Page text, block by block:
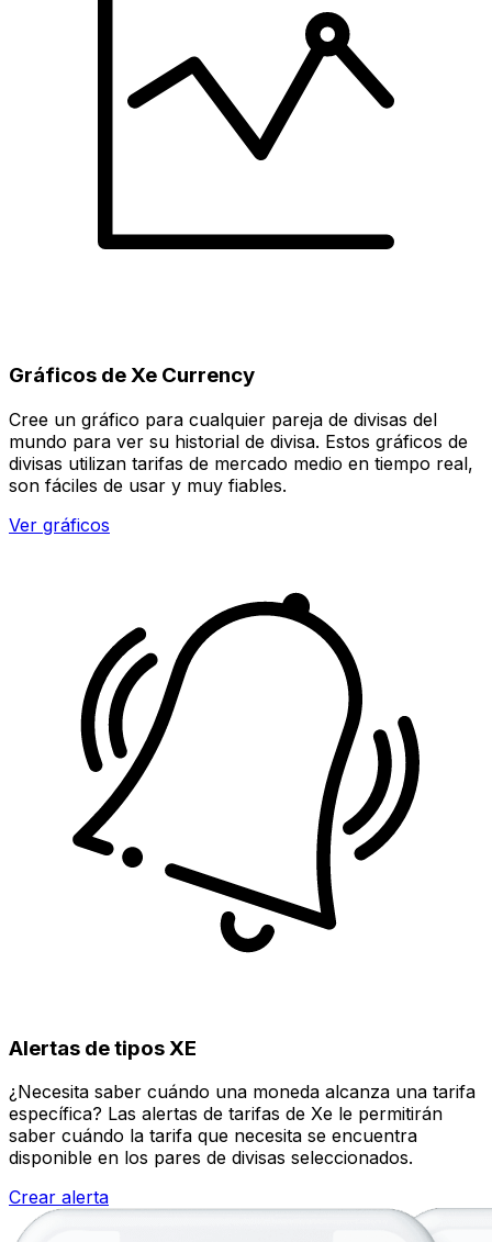
Gráficos de Xe Currency
Cree un gráfico para cualquier pareja de divisas del
mundo para ver su historial de divisa. Estos gráficos de
divisas utilizan tarifas de mercado medio en tiempo real,
son fáciles de usar y muy fiables.
Ver gráficos
Alertas de tipos XE
¿Necesita saber cuándo una moneda alcanza una tarifa
específica? Las alertas de tarifas de Xe le permitirán
saber cuándo la tarifa que necesita se encuentra
disponible en los pares de divisas seleccionados.
Crear alerta